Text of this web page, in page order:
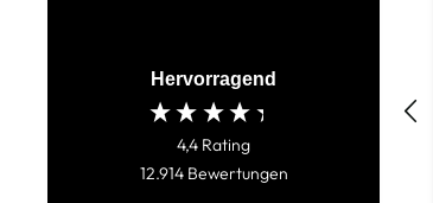
Hervorragend
4,4 Rating
12.914 Bewertungen